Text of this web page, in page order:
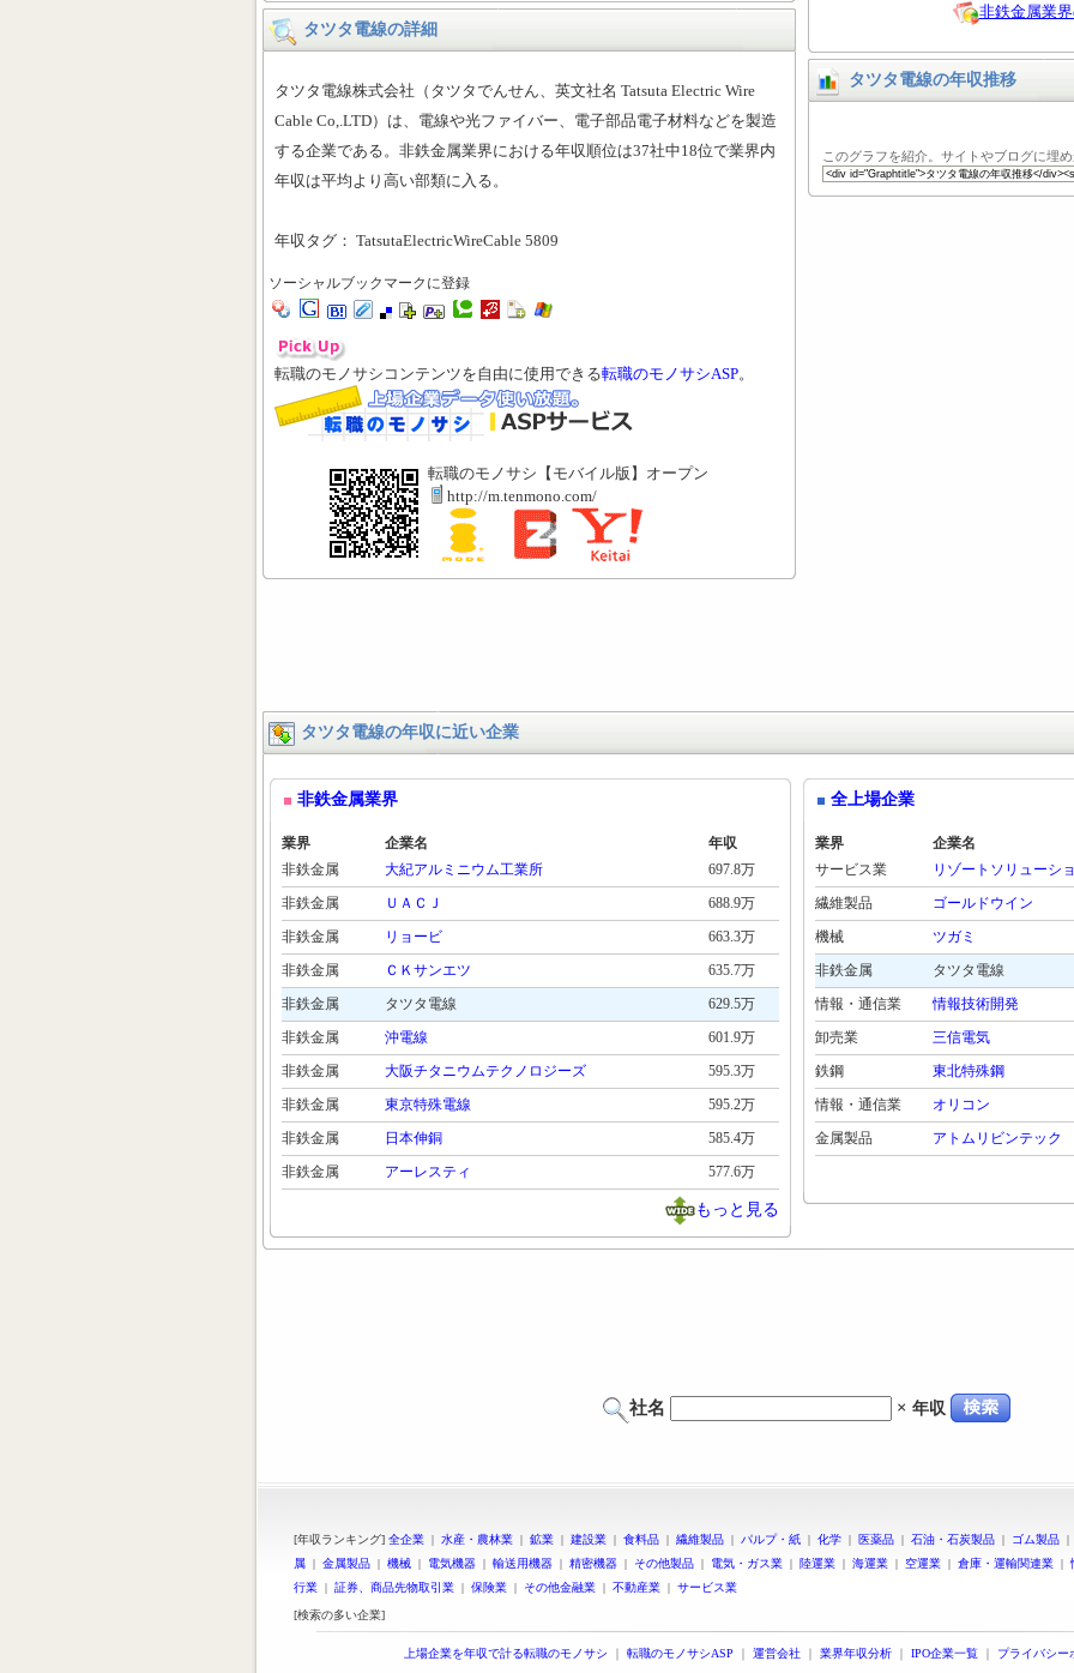
タツタ電線の詳細
タツタ電線株式会社（タツタでんせん、英文社名 Tatsuta Electric Wire
Cable Co,.LTD）は、電線や光ファイバー、電子部品電子材料などを製造
する企業である。非鉄金属業界における年収順位は37社中18位で業界内
年収は平均より高い部類に入る。
年収タグ： TatsutaElectricWireCable 5809
ソーシャルブックマークに登録
転職のモノサシコンテンツを自由に使用できる転職のモノサシASP。
転職のモノサシ【モバイル版】オープン
http://m.tenmono.com/
非鉄金属業
タツタ電線の年収推移
このグラフを紹介。サイトやブログに埋
タツタ電線の年収に近い企業
非鉄金属業界
業界 企業名
年収
非鉄金属
大紀アルミニウム工業所
697.8万
非鉄金属
ＵＡＣＪ
688.9万
非鉄金属
リョービ
663.3万
非鉄金属
ＣＫサンエツ
635.7万
非鉄金属
タツタ電線
629.5万
非鉄金属
沖電線
601.9万
非鉄金属
大阪チタニウムテクノロジーズ
595.3万
非鉄金属
東京特殊電線
595.2万
非鉄金属
日本伸銅
585.4万
非鉄金属
アーレスティ 577.6万
もっと見る
全上場企業
業界
企業名
サービス業
リゾートソリューシ
繊維製品
ゴールドウイン
機械
ツガミ
非鉄金属
タツタ電線
情報・通信業
情報技術開発
卸売業
三信電気
鉄鋼
東北特殊鋼
情報・通信業
オリコン
金属製品
アトムリビンテック
社名 × 年収
[年収ランキング] 全企業 | 水産・農林業 | 鉱業 | 建設業 | 食料品 | 繊維製品 | パルプ・紙 | 化学 | 医薬品 | 石油・石炭製品 | ゴム製品
属 | 金属製品 | 機械 | 電気機器 | 輸送用機器 | 精密機器 | その他製品 | 電気・ガス業 | 陸運業 | 海運業 | 空運業 | 倉庫・運輸関連業 |
行業 | 証券、商品先物取引業 | 保険業 | その他金融業 | 不動産業 | サービス業
[検索の多い企業]
上場企業を年収で計る転職のモノサシ ｜ 転職のモノサシASP ｜ 運営会社 ｜ 業界年収分析 ｜ IPO企業一覧 ｜ プライバシー